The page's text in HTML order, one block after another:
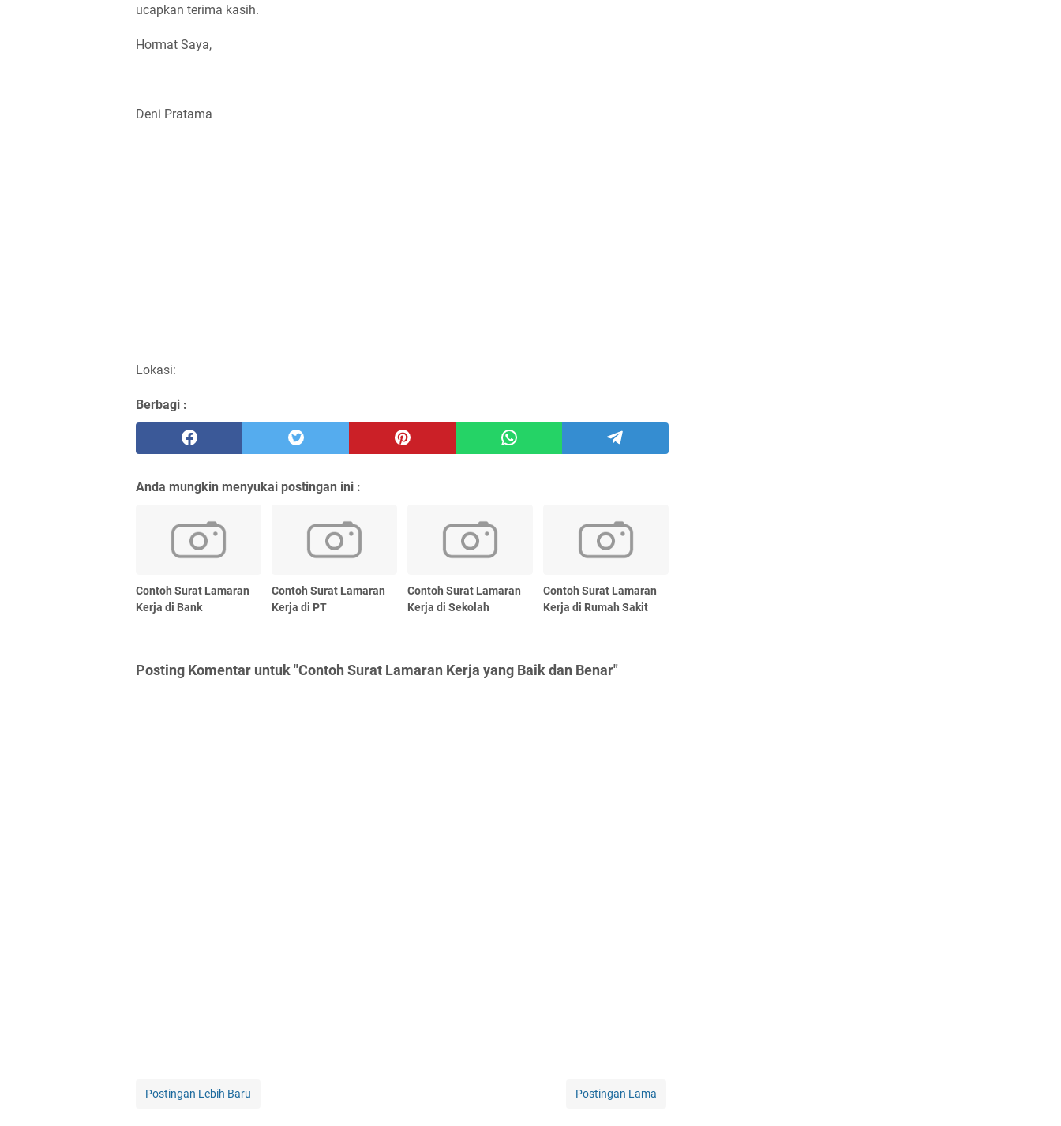
ucapkan terima kasih.
Hormat Saya,
Deni Pratama
Lokasi:
Berbagi :
Anda mungkin menyukai postingan ini :
Contoh Surat Lamaran
Kerja di Bank
Contoh Surat Lamaran
Kerja di PT
Contoh Surat Lamaran
Kerja di Sekolah
Contoh Surat Lamaran
Kerja di Rumah Sakit
Posting Komentar untuk "Contoh Surat Lamaran Kerja yang Baik dan Benar"
Postingan Lebih Baru Postingan Lama